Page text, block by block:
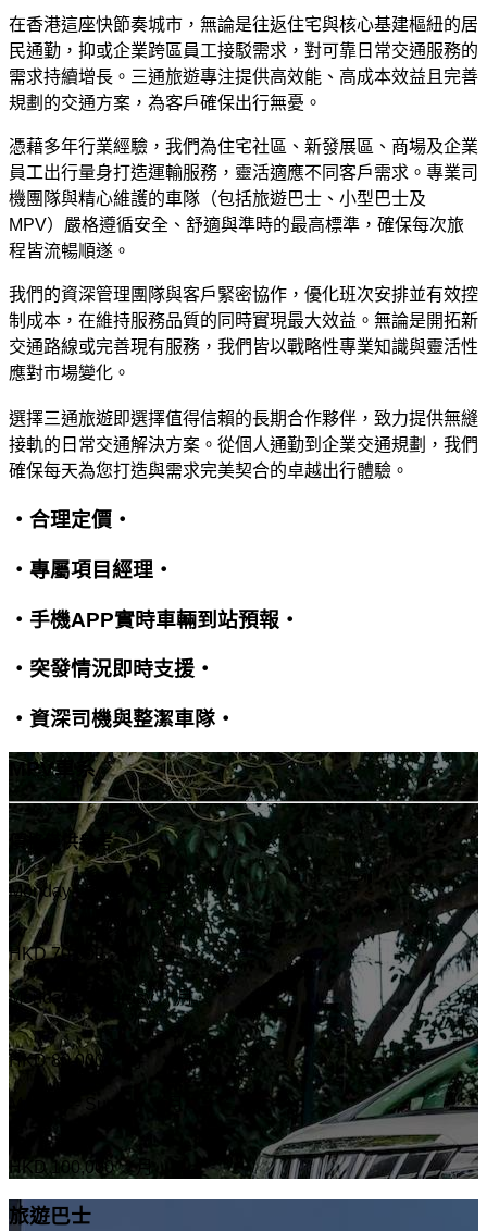
在香港這座快節奏城市，無論是往返住宅與核心基建樞紐的居
民通勤，抑或企業跨區員工接駁需求，對可靠日常交通服務的
需求持續增長。三通旅遊專注提供高效能、高成本效益且完善
規劃的交通方案，為客戶確保出行無憂。
憑藉多年行業經驗，我們為住宅社區、新發展區、商場及企業
員工出行量身打造運輸服務，靈活適應不同客戶需求。專業司
機團隊與精心維護的車隊（包括旅遊巴士、小型巴士及
MPV）嚴格遵循安全、舒適與準時的最高標準，確保每次旅
程皆流暢順遂。
我們的資深管理團隊與客戶緊密協作，優化班次安排並有效控
制成本，在維持服務品質的同時實現最大效益。無論是開拓新
交通路線或完善現有服務，我們皆以戰略性專業知識與靈活性
應對市場變化。
選擇三通旅遊即選擇值得信賴的長期合作夥伴，致力提供無縫
接軌的日常交通解決方案。從個人通勤到企業交通規劃，我們
確保每天為您打造與需求完美契合的卓越出行體驗。
・合理定價・
・專屬項目經理・
・手機APP實時車輛到站預報・
・突發情況即時支援・
・資深司機與整潔車隊・
MPV車系
價格僅供參考
Monday - Friday ／月
HKD 70,000／月
Monday - Saturday ／月
HKD 80,000
Monday - Sunday ／月
HKD 100,000／月
旅遊巴士